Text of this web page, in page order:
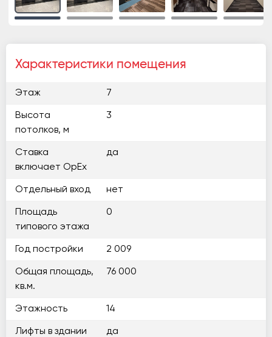
Характеристики помещения
Этаж 7
Высота
потолков, м
3
Ставка
включает OpEx
да
Отдельный вход нет
Площадь
типового этажа
0
Год постройки 2 009
Общая площадь,
кв.м.
76 000
Этажность 14
Лифты в здании да